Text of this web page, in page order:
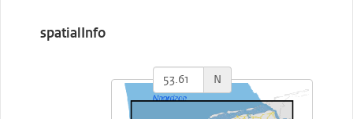
spatialInfo
N